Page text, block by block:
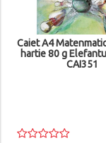
Caiet A4
hartie 80 g
CAI351